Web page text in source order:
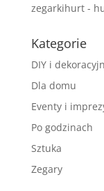
zegarkihurt -
Kategorie
DIY i
Dla domu
Eventy i
Po godzinach
Sztuka
Zegary